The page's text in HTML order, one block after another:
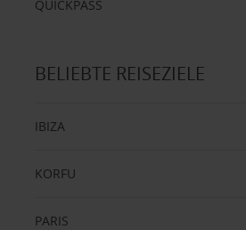
QUICKPASS
BELIEBTE REISEZIELE
IBIZA
KORFU
PARIS